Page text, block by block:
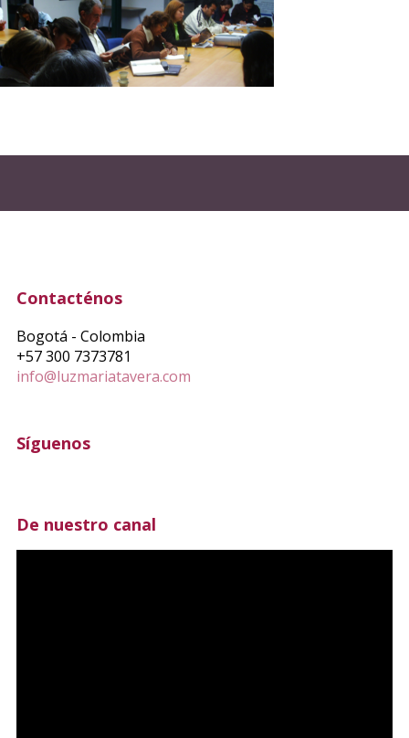
Contacténos
Bogotá - Colombia
+57 300 7373781
info@luzmariatavera.com
Síguenos
De nuestro canal